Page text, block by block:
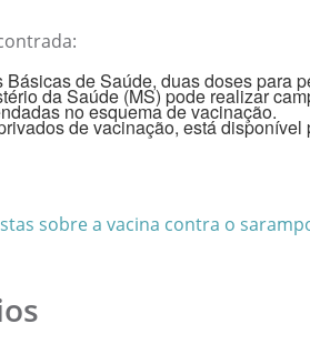
Básicas de Saúde, duas doses para
da Saúde (MS) pode realizar
no esquema de vacinação.
de vacinação, está
sobre a vacina contra o